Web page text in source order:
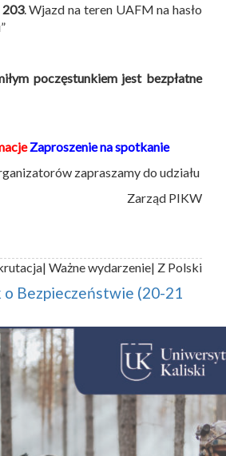
203. Wjazd na teren UAFM na hasło
poczęstunkiem jest bezpłatne
Zaproszenie na spotkanie
zapraszamy do udziału
Zarząd PIKW
| Ważne wydarzenie| Z Polski
o Bezpieczeństwie (20-21